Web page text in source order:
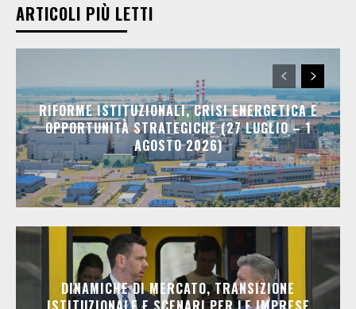
ARTICOLI PIÙ LETTI
RIFORME ISTITUZIONALI, CRISI ENERGETICA E
OPPORTUNITÀ STRATEGICHE (27 LUGLIO – 1
AGOSTO 2026)
DINAMICHE DI MERCATO, TRANSIZIONE